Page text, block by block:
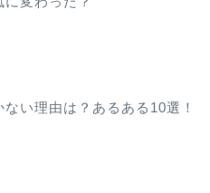
ない理由は？あるある10選！